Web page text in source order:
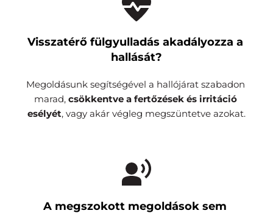
Visszatérő fülgyulladás akadályozza a
hallását?
Megoldásunk segítségével a hallójárat szabadon
marad, csökkentve a fertőzések és irritáció
esélyét, vagy akár végleg megszüntetve azokat.
A megszokott megoldások sem